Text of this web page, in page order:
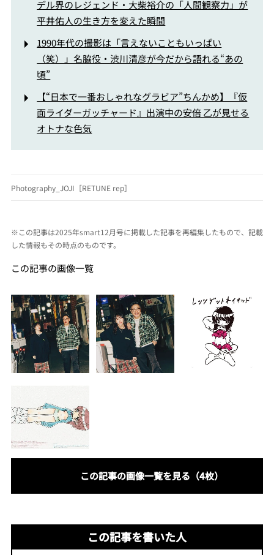
デル界のレジェンド・大柴裕介の「人間観察力」が
平井佑人の生き方を変えた瞬間
1990年代の撮影は「言えないこともいっぱい
（笑）」名脇役・渋川清彦が今だから語れる“あの
頃”
【“日本で一番おしゃれなグラビア”ちんかめ】『仮
面ライダーガッチャード』出演中の安倍 乙が見せる
オトナな色気
Photography_JOJI［RETUNE rep］
※この記事は2025年smart12月号に掲載した記事を再編集したもので、記載
した情報もその時点のものです。
この記事の画像一覧
この記事の画像一覧を見る（4枚）
この記事を書いた人